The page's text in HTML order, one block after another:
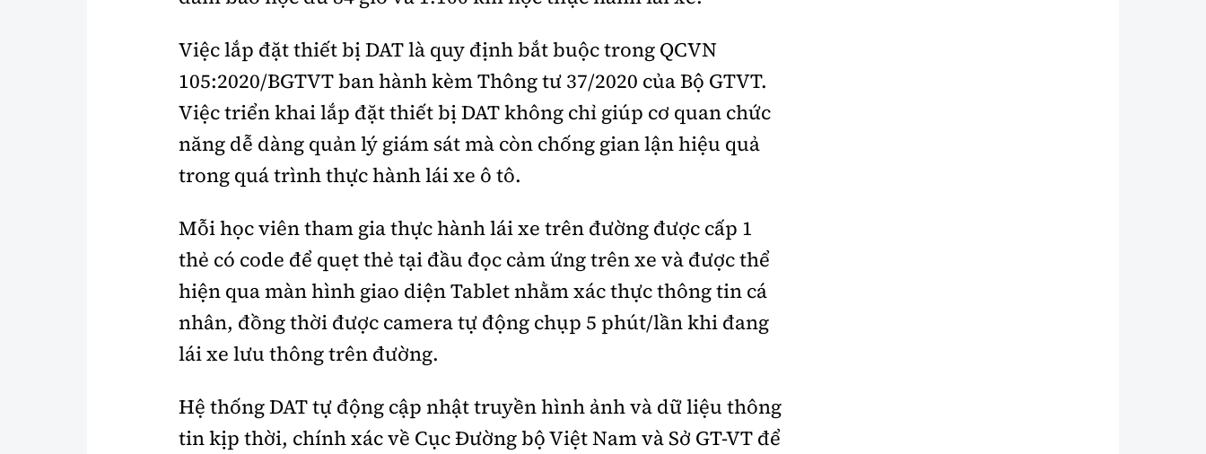
Việc lắp đặt thiết bị DAT là quy định bắt buộc trong QCVN
105:2020/BGTVT ban hành kèm Thông tư 37/2020 của Bộ GTVT.
Việc triển khai lắp đặt thiết bị DAT không chỉ giúp cơ quan chức
năng dễ dàng quản lý giám sát mà còn chống gian lận hiệu quả
trong quá trình thực hành lái xe ô tô.
Mỗi học viên tham gia thực hành lái xe trên đường được cấp 1
thẻ có code để quẹt thẻ tại đầu đọc cảm ứng trên xe và được thể
hiện qua màn hình giao diện Tablet nhằm xác thực thông tin cá
nhân, đồng thời được camera tự động chụp 5 phút/lần khi đang
lái xe lưu thông trên đường.
Hệ thống DAT tự động cập nhật truyền hình ảnh và dữ liệu thông
tin kịp thời, chính xác về Cục Đường bộ Việt Nam và Sở GT-VT để